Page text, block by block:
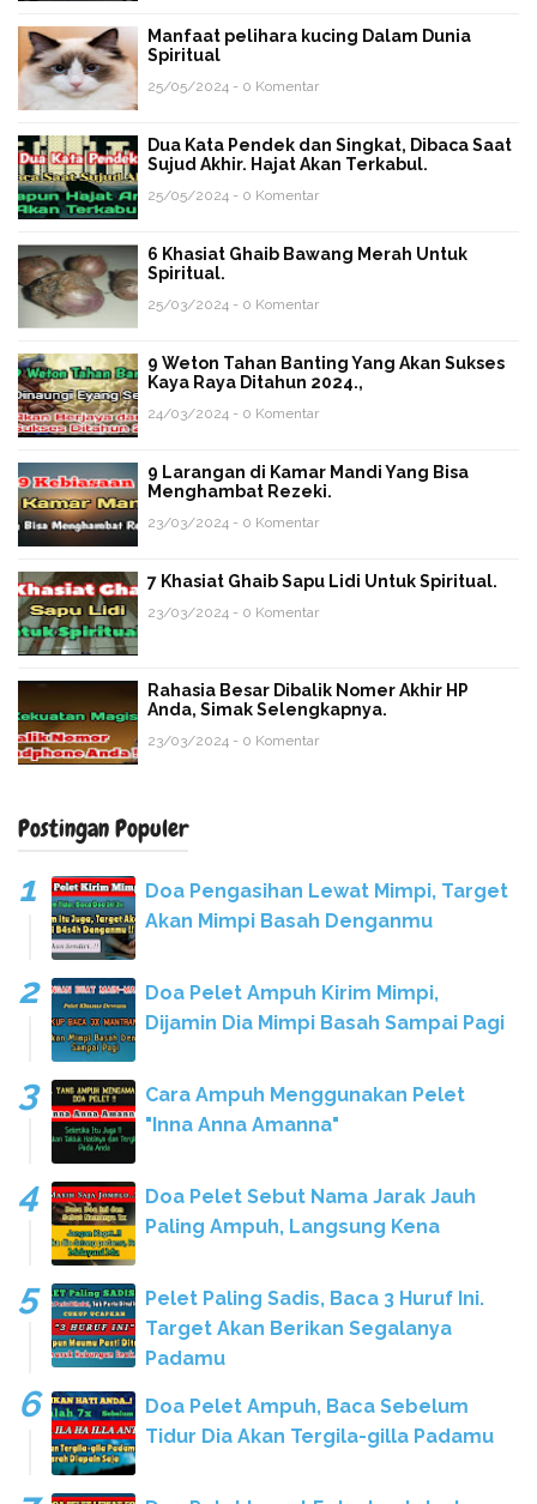
Manfaat pelihara kucing Dalam Dunia
Spiritual
25/05/2024 - 0 Komentar
Dua Kata Pendek dan Singkat, Dibaca Saat
Sujud Akhir. Hajat Akan Terkabul.
25/05/2024 - 0 Komentar
6 Khasiat Ghaib Bawang Merah Untuk
Spiritual.
25/03/2024 - 0 Komentar
9 Weton Tahan Banting Yang Akan Sukses
Kaya Raya Ditahun 2024.,
24/03/2024 - 0 Komentar
9 Larangan di Kamar Mandi Yang Bisa
Menghambat Rezeki.
23/03/2024 - 0 Komentar
7 Khasiat Ghaib Sapu Lidi Untuk Spiritual.
23/03/2024 - 0 Komentar
Rahasia Besar Dibalik Nomer Akhir HP
Anda, Simak Selengkapnya.
23/03/2024 - 0 Komentar
Postingan Populer
Doa Pengasihan Lewat Mimpi, Target
Akan Mimpi Basah Denganmu
Doa Pelet Ampuh Kirim Mimpi,
Dijamin Dia Mimpi Basah Sampai Pagi
Cara Ampuh Menggunakan Pelet
"Inna Anna Amanna"
Doa Pelet Sebut Nama Jarak Jauh
Paling Ampuh, Langsung Kena
Pelet Paling Sadis, Baca 3 Huruf Ini.
Target Akan Berikan Segalanya
Padamu
Doa Pelet Ampuh, Baca Sebelum
Tidur Dia Akan Tergila-gilla Padamu